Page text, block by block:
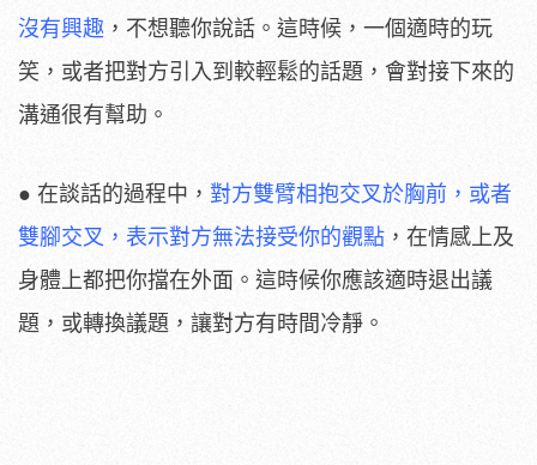
沒有興趣 ，不想聽你說話。這時候，一個適時的玩
笑，或者把對方引入到較輕鬆的話題，會對接下來的
溝通很有幫助。
● 在談話的過程中， 對方雙臂相抱交叉於胸前，或者
雙腳交叉，表示對方無法接受你的觀點 ，在情感上及
身體上都把你擋在外面。這時候你應該適時退出議
題，或轉換議題，讓對方有時間冷靜。